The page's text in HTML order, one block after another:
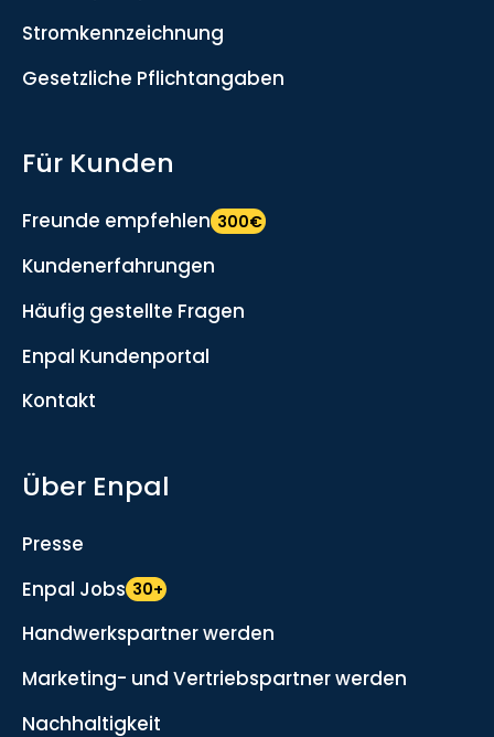
Stromkennzeichnung
Gesetzliche Pflichtangaben
Für Kunden
Freunde empfehlen 300€
Kundenerfahrungen
Häufig gestellte Fragen
Enpal Kundenportal
Kontakt
Über Enpal
Presse
Enpal Jobs 30+
Handwerkspartner werden
Marketing- und Vertriebspartner werden
Nachhaltigkeit